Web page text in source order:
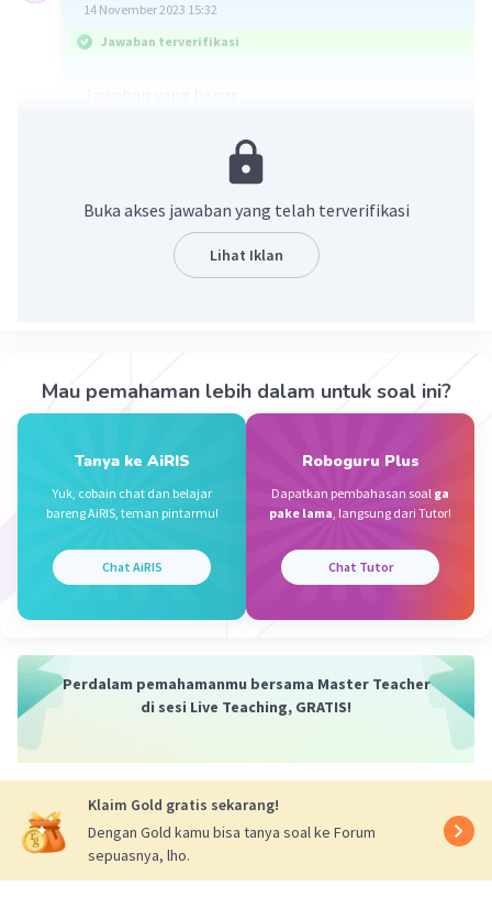
14 November 2023 15:32
Jawaban terverifikasi
Pembahasan :
3
Beri Rating·0.0 (0 ) Balas
Adamantine A
14 November 2023 13:29
makaud
Buka akses jawaban yang telah terverifikasi
Lihat Iklan
Mau pemahaman lebih dalam untuk soal ini?
Tanya ke AiRIS
Yuk, cobain chat dan belajar
bareng AiRIS, teman pintarmu!
Chat AiRIS
Roboguru Plus
Dapatkan pembahasan soal ga
pake lama, langsung dari Tutor!
Chat Tutor
Perdalam pemahamanmu bersama Master Teacher
di sesi Live Teaching, GRATIS!
Klaim Gold gratis sekarang!
Dengan Gold kamu bisa tanya soal ke Forum
sepuasnya, lho.